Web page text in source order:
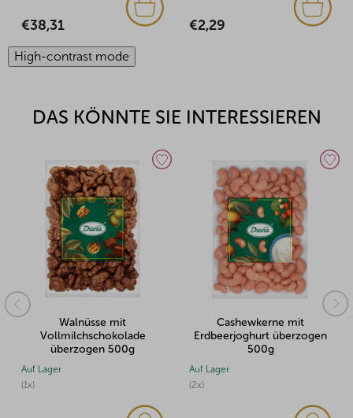
€38,31 €2,29
High-contrast mode
DAS KÖNNTE SIE INTERESSIEREN
Walnüsse mit
Vollmilchschokolade
überzogen 500g
(1x)
Auf Lager
Cashewkerne mit
Erdbeerjoghurt überzogen
500g
(2x)
Auf Lager